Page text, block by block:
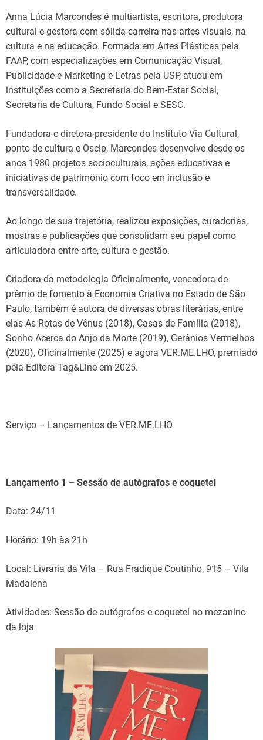
Anna Lúcia Marcondes é multiartista, escritora, produtora
cultural e gestora com sólida carreira nas artes visuais, na
cultura e na educação. Formada em Artes Plásticas pela
FAAP, com especializações em Comunicação Visual,
Publicidade e Marketing e Letras pela USP, atuou em
instituições como a Secretaria do Bem-Estar Social,
Secretaria de Cultura, Fundo Social e SESC.
Fundadora e diretora-presidente do Instituto Via Cultural,
ponto de cultura e Oscip, Marcondes desenvolve desde os
anos 1980 projetos socioculturais, ações educativas e
iniciativas de patrimônio com foco em inclusão e
transversalidade.
Ao longo de sua trajetória, realizou exposições, curadorias,
mostras e publicações que consolidam seu papel como
articuladora entre arte, cultura e gestão.
Criadora da metodologia Oficinalmente, vencedora de
prêmio de fomento à Economia Criativa no Estado de São
Paulo, também é autora de diversas obras literárias, entre
elas As Rotas de Vênus (2018), Casas de Família (2018),
Sonho Acerca do Anjo da Morte (2019), Gerânios Vermelhos
(2020), Oficinalmente (2025) e agora VER.ME.LHO, premiado
pela Editora Tag&Line em 2025.
Serviço – Lançamentos de VER.ME.LHO
Lançamento 1 – Sessão de autógrafos e coquetel
Data: 24/11
Horário: 19h às 21h
Local: Livraria da Vila – Rua Fradique Coutinho, 915 – Vila
Madalena
Atividades: Sessão de autógrafos e coquetel no mezanino
da loja